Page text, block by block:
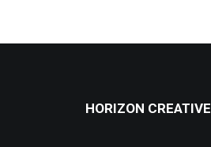
HORIZON CREATIVE